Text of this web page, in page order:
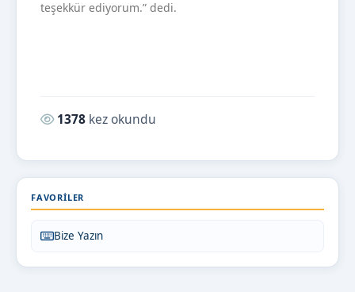
teşekkür ediyorum.” dedi.
Okunma sayısı:
1378 kez okundu
FAVORILER
Bize Yazın